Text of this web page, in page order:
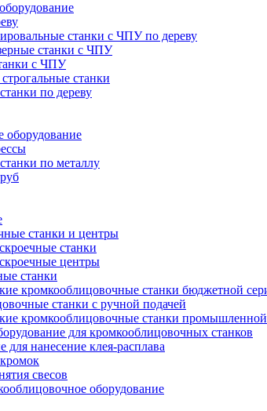
станки с ЧПУ по дереву
станки с ЧПУ
с ЧПУ
станки
по дереву
оборудование
по металлу
станки и центры
станки
центры
станки
кромкооблицовочные станки бюджетной
станки с ручной подачей
кромкооблицовочные станки
для кромкооблицовочных станков
для нанесение клея-расплава
свесов
оборудование